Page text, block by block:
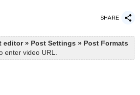
SHARE
editor » Post Settings » Post Formats
enter video URL.